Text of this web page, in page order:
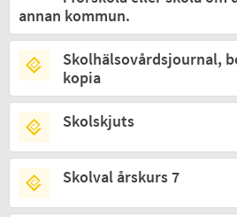
annan kommun.
Skolhälsovårdsjournal,
kopia
Skolskjuts
Skolval årskurs 7